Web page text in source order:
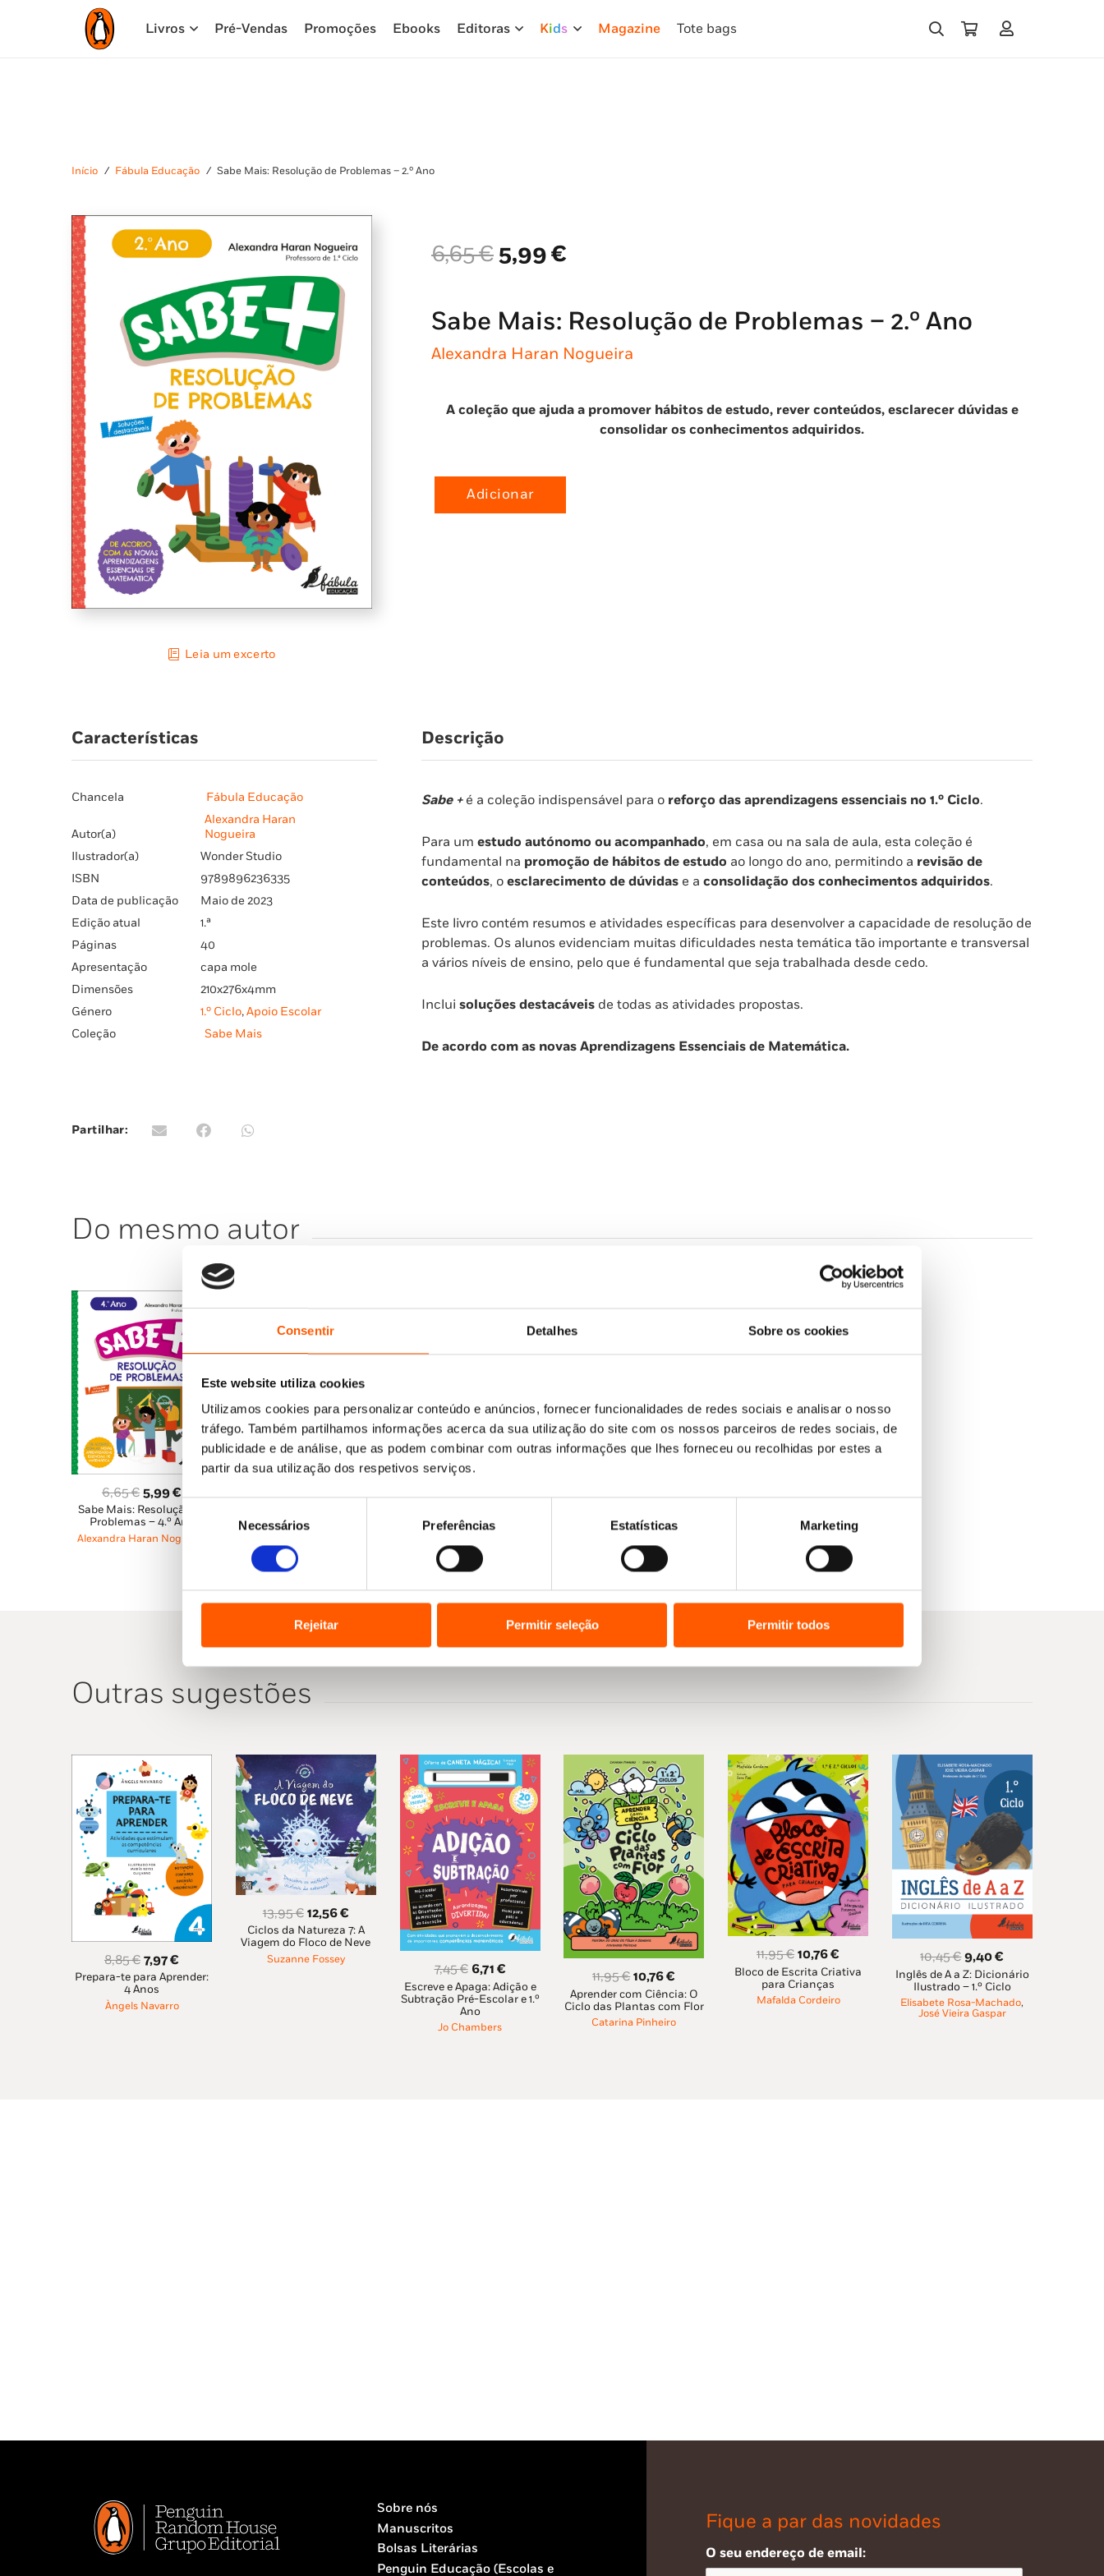
Consentir Detalhes Sobre os cookies
Este website utiliza cookies
Utilizamos cookies para personalizar conteúdo e anúncios, fornecer funcionalidades de redes sociais e analisar o nosso
tráfego. Também partilhamos informações acerca da sua utilização do site com os nossos parceiros de redes sociais, de
publicidade e de análise, que as podem combinar com outras informações que lhes forneceu ou recolhidas por estes a
partir da sua utilização dos respetivos serviços.
Seleção
de
consentimento
Necessários Preferências Estatísticas Marketing
Rejeitar Permitir seleção Permitir todos
Livros Pré-Vendas Promoções Ebooks Editoras Kids Magazine Tote bags
Início / Fábula Educação / Sabe Mais: Resolução de Problemas – 2.º Ano
Leia um excerto
6,65€O
preço
era:
6,65 €.
5,99€
é:
5,99 €.
Sabe Mais: Resolução de Problemas – 2.º Ano
Alexandra Haran Nogueira
A coleção que ajuda a promover hábitos de estudo, rever conteúdos, esclarecer dúvidas e
consolidar os conhecimentos adquiridos.
Quantidade
Adicionar
Características
Chancela Fábula Educação
Autor(a)
Alexandra Haran
Nogueira
Ilustrador(a)
Wonder Studio
ISBN
9789896236335
Data de publicação
Maio de 2023
Edição atual
1.ª
Páginas
40
Apresentação
capa mole
Dimensões
210x276x4mm
Género
1.º Ciclo,Apoio Escolar
Coleção
Sabe Mais
Partilhar:
Descrição
Sabe + é a coleção indispensável para o reforço das aprendizagens essenciais no 1.º Ciclo.
Para um estudo autónomo ou acompanhado, em casa ou na sala de aula, esta coleção é
fundamental na promoção de hábitos de estudo ao longo do ano, permitindo a revisão de
conteúdos, o esclarecimento de dúvidas e a consolidação dos conhecimentos adquiridos.
Este livro contém resumos e atividades específicas para desenvolver a capacidade de resolução de
problemas. Os alunos evidenciam muitas dificuldades nesta temática tão importante e transversal
a vários níveis de ensino, pelo que é fundamental que seja trabalhada desde cedo.
Inclui soluções destacáveis de todas as atividades propostas.
De acordo com as novas Aprendizagens Essenciais de Matemática.
Do mesmo autor
6,65€ O
preço
original
5,99€
preço
Sabe Mais: Resolução de
Problemas – 4.º Ano
Alexandra Haran Nogueira
Outras sugestões
8,85€ O
preço
original
7,97€
preço
Prepara-te para Aprender:
4 Anos
Àngels Navarro
13,95€ O
preço
original
12,56€O
preço
atual
Ciclos da Natureza 7: A
Viagem do Floco de Neve
Suzanne Fossey
7,45€ O
preço
original
era:
6,71 €O
preço
atual
Escreve e Apaga: Adição e
Subtração Pré-Escolar e 1.º
Ano
Jo Chambers
11,95€O
preço
original
10,76€
preço
atual
Aprender com Ciência: O
Ciclo das Plantas com Flor
Catarina Pinheiro
11,95€ O
preço
original
10,76€
preço
Bloco de Escrita Criativa
para Crianças
Mafalda Cordeiro
10,45€O
preço
original
era:
9,40€
preço
atual
é:
Inglês de A a Z: Dicionário
Ilustrado – 1.º Ciclo
Elisabete Rosa-Machado,
José Vieira Gaspar
Sobre nós
Manuscritos
Bolsas Literárias
Penguin Educação (Escolas e
Fique a par das novidades
O seu endereço de email: